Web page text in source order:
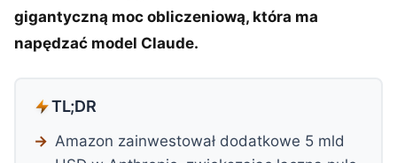
gigantyczną moc obliczeniową, która ma
napędzać model Claude.
TL;DR
Amazon zainwestował dodatkowe 5 mld